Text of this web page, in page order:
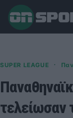
SUPER LEAGUE ·
τελείωσαν